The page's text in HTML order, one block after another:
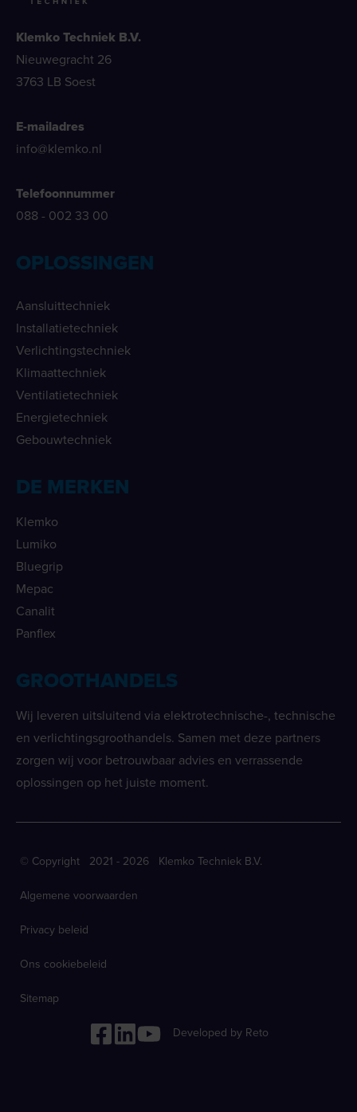
Klemko Techniek B.V.
Nieuwegracht 26
3763 LB Soest
E-mailadres
info@klemko.nl
Telefoonnummer
088 - 002 33 00
OPLOSSINGEN
Aansluittechniek
Installatietechniek
Verlichtingstechniek
Klimaattechniek
Ventilatietechniek
Energietechniek
Gebouwtechniek
DE MERKEN
Klemko
Lumiko
Bluegrip
Mepac
Canalit
Panflex
GROOTHANDELS
Wij leveren uitsluitend via elektrotechnische-, technische
en verlichtingsgroothandels. Samen met deze partners
zorgen wij voor betrouwbaar advies en verrassende
oplossingen op het juiste moment.
© Copyright 2021 - 2026 Klemko Techniek B.V.
Algemene voorwaarden
Privacy beleid
Ons cookiebeleid
Sitemap
Developed by Reto